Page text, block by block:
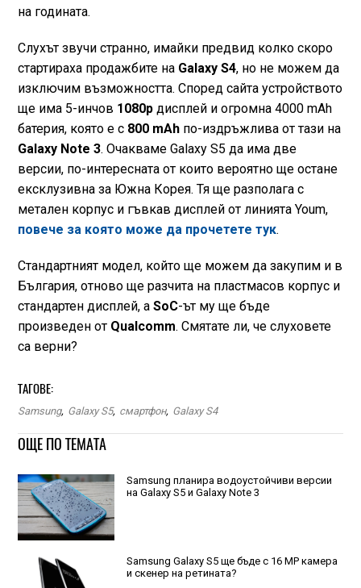
на годината.
Слухът звучи странно, имайки предвид колко скоро
стартираха продажбите на Galaxy S4, но не можем да
изключим възможността. Според сайта устройството
ще има 5-инчов 1080pдисплей и огромна 4000 mAh
батерия, която е с 800 mAhпо-издръжлива от тази на
Galaxy Note 3. Очакваме Galaxy S5 да има две
версии, по-интересната от които вероятно ще остане
ексклузивна за Южна Корея. Тя ще разполага с
метален корпус и гъвкав дисплей от линията Youm,
повече за която може да прочетете тук.
Стандартният модел, който ще можем да закупим и в
България, отново ще разчита на пластмасов корпус и
стандартен дисплей, а SoC-ът му ще бъде
произведен от Qualcomm. Смятате ли, че слуховете
са верни?
ТАГОВЕ:
Samsung, Galaxy S5, смартфон, Galaxy S4
ОЩЕ ПО ТЕМАТА
Samsung планира водоустойчиви версии
на Galaxy S5 и Galaxy Note 3
Samsung Galaxy S5 ще бъде с 16 MP камера
и скенер на ретината?